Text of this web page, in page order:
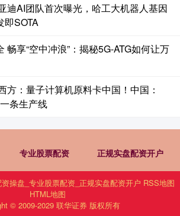
迪AI团队首次曝光，哈工大机器人基因
即SOTA
畅享“空中冲浪”：揭秘5G-ATG如何让万
方：量子计算机原料卡中国！中国：
条生产线
专业股票配资 正规实盘配资开户
操盘_专业股票配资_正规实盘配资开户 RSS地图
HTML地图
© 2009-2029 联华证券 版权所有